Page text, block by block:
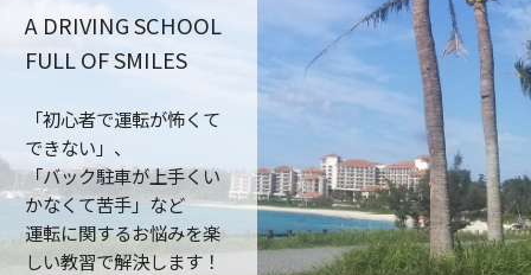
A DRIVING SCHOOL
FULL OF SMILES
「初心者で運転が怖くて
できない」、
「バック駐車が上手くい
かなくて苦手」など
運転に関するお悩みを楽
しい教習で解決します！